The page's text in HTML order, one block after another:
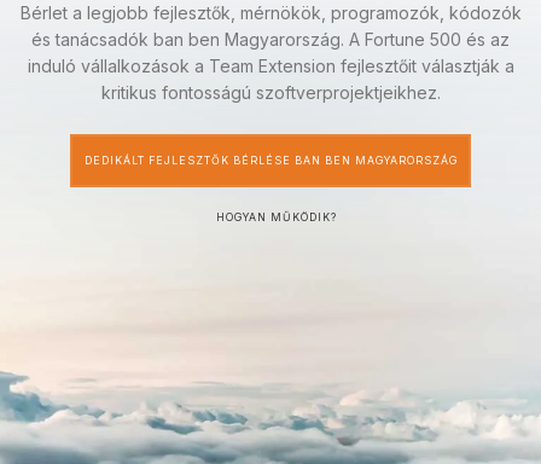
Bérlet a legjobb fejlesztők, mérnökök, programozók, kódozók
és tanácsadók ban ben Magyarország. A Fortune 500 és az
induló vállalkozások a Team Extension fejlesztőit választják a
kritikus fontosságú szoftverprojektjeikhez.
DEDIKÁLT FEJLESZTŐK BÉRLÉSE BAN BEN MAGYARORSZÁG
HOGYAN MŰKÖDIK?